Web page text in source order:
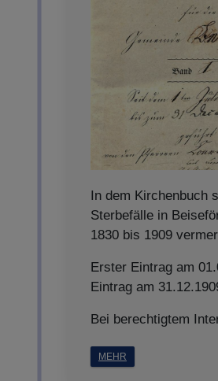
In dem Kirchenbuch
Sterbefälle in
1830 bis 1909
Erster Eintrag am
Eintrag am
Bei berechtigtem
MEHR